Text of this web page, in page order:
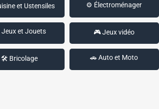
et Ustensiles ⚙️ Électroménager
Jeux et Jouets 🎮 Jeux vidéo
🛠️ Bricolage 🚗 Auto et Moto